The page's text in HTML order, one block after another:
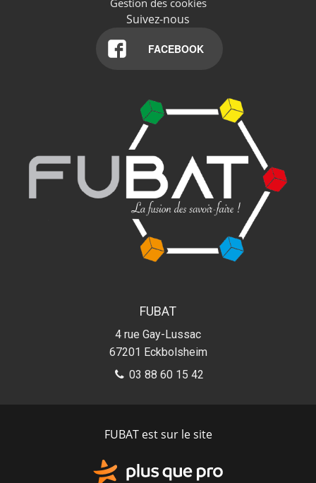
Gestion des cookies
Suivez-nous
FACEBOOK
FUBAT
4 rue Gay-Lussac
67201 Eckbolsheim
03 88 60 15 42
FUBAT est sur le site